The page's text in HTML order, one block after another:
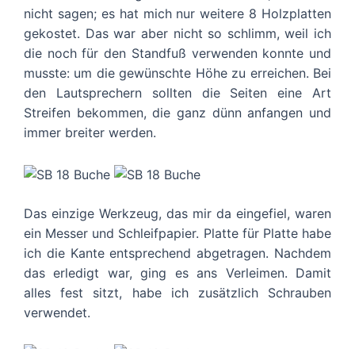
nicht sagen; es hat mich nur weitere 8 Holzplatten
gekostet. Das war aber nicht so schlimm, weil ich
die noch für den Standfuß verwenden konnte und
musste: um die gewünschte Höhe zu erreichen. Bei
den Lautsprechern sollten die Seiten eine Art
Streifen bekommen, die ganz dünn anfangen und
immer breiter werden.
Das einzige Werkzeug, das mir da eingefiel, waren
ein Messer und Schleifpapier. Platte für Platte habe
ich die Kante entsprechend abgetragen. Nachdem
das erledigt war, ging es ans Verleimen. Damit
alles fest sitzt, habe ich zusätzlich Schrauben
verwendet.